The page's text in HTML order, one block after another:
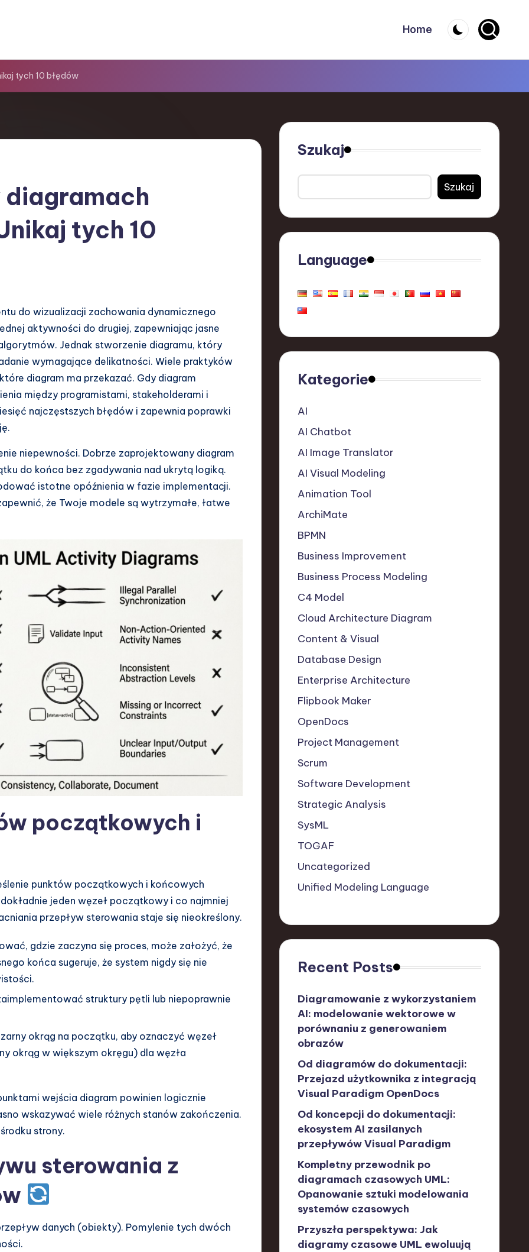
Home
tych 10 błędów
diagramach
tych 10
do wizualizacji zachowania dynamicznego
aktywności do drugiej, zapewniając jasne
Jednak stworzenie diagramu, który
wymagające delikatności. Wiele praktyków
diagram ma przekazać. Gdy diagram
między programistami, stakeholderami i
najczęstszych błędów i zapewnia poprawki
niepewności. Dobrze zaprojektowany diagram
do końca bez zgadywania nad ukrytą logiką.
istotne opóźnienia w fazie implementacji.
że Twoje modele są wytrzymałe, łatwe
początkowych i
punktów początkowych i końcowych
jeden węzeł początkowy i co najmniej
przepływ sterowania staje się nieokreślony.
gdzie zaczyna się proces, może założyć, że
końca sugeruje, że system nigdy się nie
struktury pętli lub niepoprawnie
okrąg na początku, aby oznaczyć węzeł
okrąg w większym okręgu) dla węzła
wejścia diagram powinien logicznie
wskazywać wiele różnych stanów zakończenia.
strony.
sterowania z
danych (obiekty). Pomylenie tych dwóch
Szukaj
Szukaj
Language
Kategorie
AI
AI Chatbot
AI Image Translator
AI Visual Modeling
Animation Tool
ArchiMate
BPMN
Business Improvement
Business Process Modeling
C4 Model
Cloud Architecture Diagram
Content & Visual
Database Design
Enterprise Architecture
Flipbook Maker
OpenDocs
Project Management
Scrum
Software Development
Strategic Analysis
SysML
TOGAF
Uncategorized
Unified Modeling Language
Recent Posts
Diagramowanie z wykorzystaniem
AI: modelowanie wektorowe w
porównaniu z generowaniem
obrazów
Od diagramów do dokumentacji:
Przejazd użytkownika z integracją
Visual Paradigm OpenDocs
Od koncepcji do dokumentacji:
ekosystem AI zasilanych
przepływów Visual Paradigm
Kompletny przewodnik po
diagramach czasowych UML:
Opanowanie sztuki modelowania
systemów czasowych
Przyszła perspektywa: Jak
diagramy czasowe UML ewoluują